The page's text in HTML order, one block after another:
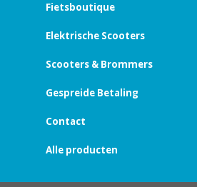
Fietsboutique
Elektrische Scooters
Scooters & Brommers
Gespreide Betaling
Contact
Alle producten